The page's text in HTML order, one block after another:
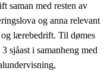
saman med resten av
og anna relevant
lærebedrift. Til dømes
sjåast i samanheng med